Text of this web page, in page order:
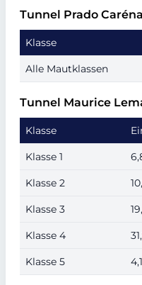
Tunnel Prado
Klasse
Alle Mautklassen
Tunnel Maurice
Klasse
Klasse 1
Klasse 2
Klasse 3
Klasse 4
Klasse 5